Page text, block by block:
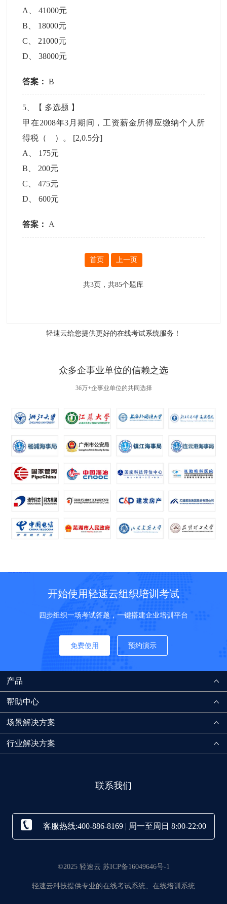
A
、41000元
B
18000元
C
21000元
D 、38000元
答案： B
5 、【 多选题 】
甲在2008年3月期间，工资薪金所得应缴纳个人所
得税（ ）。 [2,0.5分]
A
175元
B
200元
C 、475元
D 、600元
答案： A
首页 上一页
共3页，共85个题库
轻速云给您提供更好的在线考试系统服务！
众多企事业单位的信赖之选
36万+企事业单位的共同选择
开始使用轻速云组织培训考试
四步组织一场考试答题，一键搭建企业培训平台
免费使用 预约演示
产品
帮助中心
场景解决方案
行业解决方案
联系我们
客服热线:400-886-8169 | 周一至周日 8:00-22:00
©2025 轻速云 苏ICP备16049646号-1
轻速云科技提供专业的在线考试系统、在线培训系统